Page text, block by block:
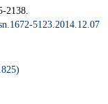
2138.
5123.2014.12.07
)